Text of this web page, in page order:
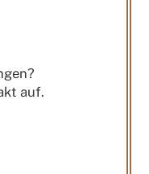
auf.